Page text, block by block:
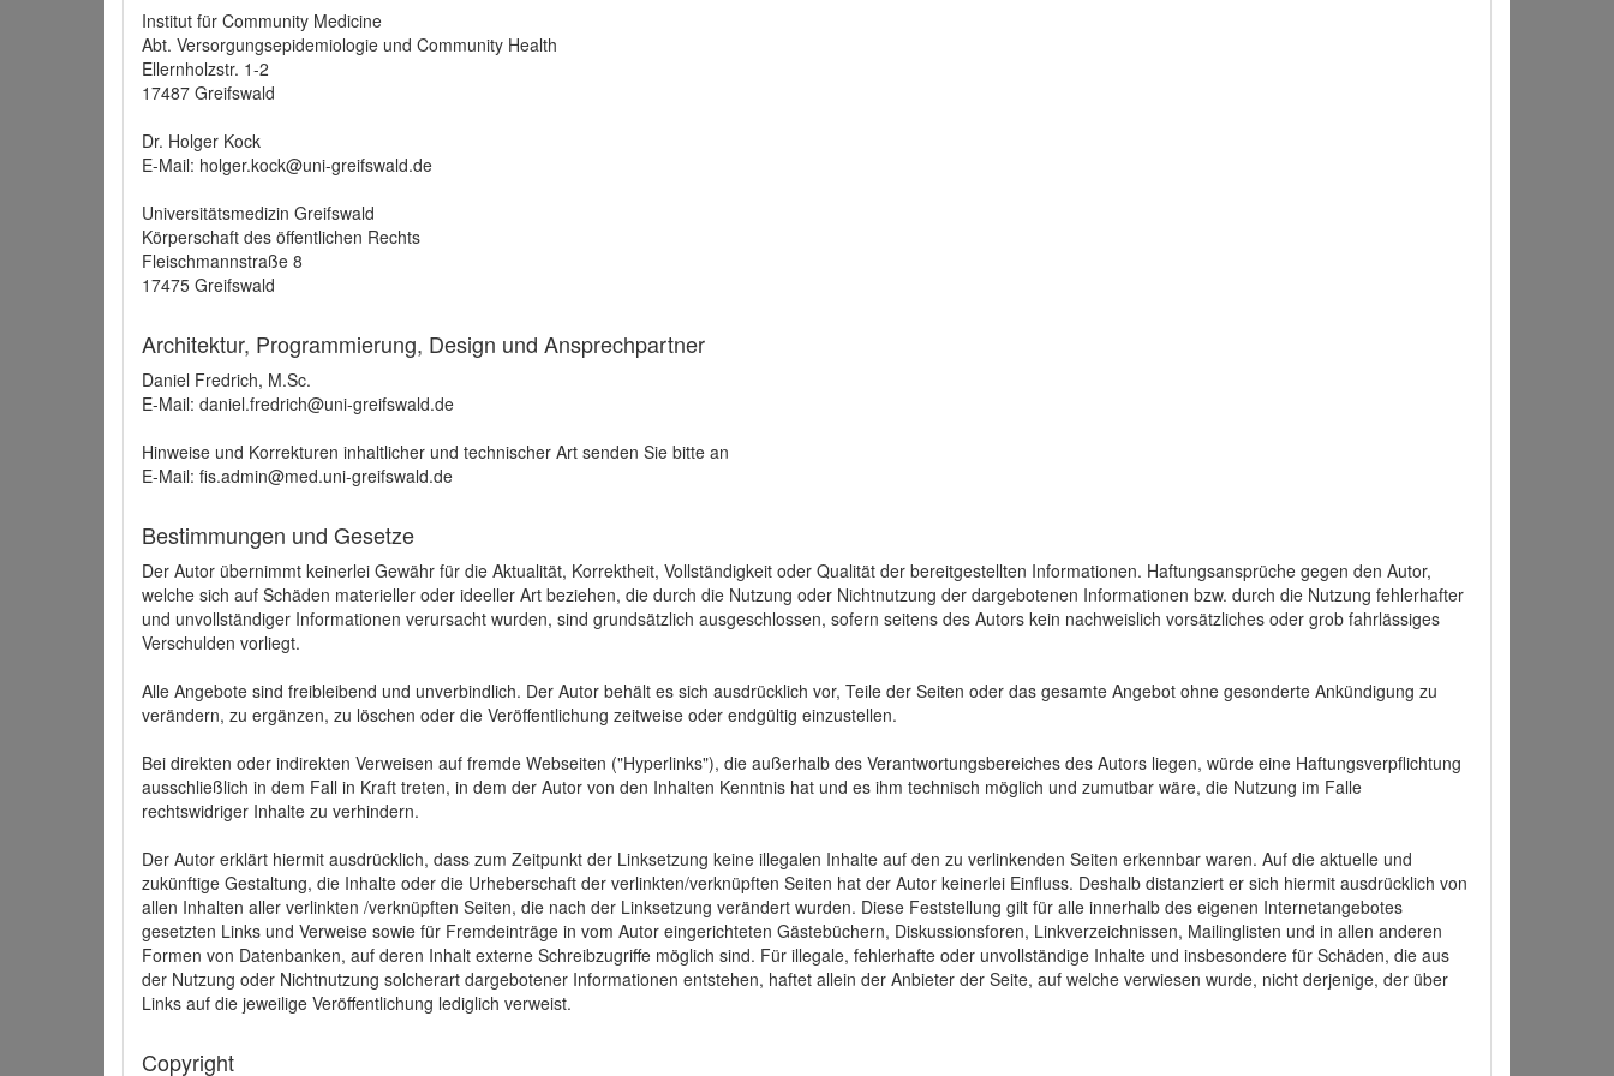
Institut für Community Medicine
Abt. Versorgungsepidemiologie und Community Health
Ellernholzstr. 1-2
17487 Greifswald
Dr. Holger Kock
E-Mail: holger.kock@uni-greifswald.de
Universitätsmedizin Greifswald
Körperschaft des öffentlichen Rechts
Fleischmannstraße 8
17475 Greifswald
Architektur, Programmierung, Design und Ansprechpartner
Daniel Fredrich, M.Sc.
E-Mail: daniel.fredrich@uni-greifswald.de
Hinweise und Korrekturen inhaltlicher und technischer Art senden Sie bitte an
E-Mail: fis.admin@med.uni-greifswald.de
Bestimmungen und Gesetze
Der Autor übernimmt keinerlei Gewähr für die Aktualität, Korrektheit, Vollständigkeit oder Qualität der bereitgestellten Informationen. Haftungsansprüche gegen den Autor,
welche sich auf Schäden materieller oder ideeller Art beziehen, die durch die Nutzung oder Nichtnutzung der dargebotenen Informationen bzw. durch die Nutzung fehlerhafter
und unvollständiger Informationen verursacht wurden, sind grundsätzlich ausgeschlossen, sofern seitens des Autors kein nachweislich vorsätzliches oder grob fahrlässiges
Verschulden vorliegt.
Alle Angebote sind freibleibend und unverbindlich. Der Autor behält es sich ausdrücklich vor, Teile der Seiten oder das gesamte Angebot ohne gesonderte Ankündigung zu
verändern, zu ergänzen, zu löschen oder die Veröffentlichung zeitweise oder endgültig einzustellen.
Bei direkten oder indirekten Verweisen auf fremde Webseiten ("Hyperlinks"), die außerhalb des Verantwortungsbereiches des Autors liegen, würde eine Haftungsverpflichtung
ausschließlich in dem Fall in Kraft treten, in dem der Autor von den Inhalten Kenntnis hat und es ihm technisch möglich und zumutbar wäre, die Nutzung im Falle
rechtswidriger Inhalte zu verhindern.
Der Autor erklärt hiermit ausdrücklich, dass zum Zeitpunkt der Linksetzung keine illegalen Inhalte auf den zu verlinkenden Seiten erkennbar waren. Auf die aktuelle und
zukünftige Gestaltung, die Inhalte oder die Urheberschaft der verlinkten/verknüpften Seiten hat der Autor keinerlei Einfluss. Deshalb distanziert er sich hiermit ausdrücklich von
allen Inhalten aller verlinkten /verknüpften Seiten, die nach der Linksetzung verändert wurden. Diese Feststellung gilt für alle innerhalb des eigenen Internetangebotes
gesetzten Links und Verweise sowie für Fremdeinträge in vom Autor eingerichteten Gästebüchern, Diskussionsforen, Linkverzeichnissen, Mailinglisten und in allen anderen
Formen von Datenbanken, auf deren Inhalt externe Schreibzugriffe möglich sind. Für illegale, fehlerhafte oder unvollständige Inhalte und insbesondere für Schäden, die aus
der Nutzung oder Nichtnutzung solcherart dargebotener Informationen entstehen, haftet allein der Anbieter der Seite, auf welche verwiesen wurde, nicht derjenige, der über
Links auf die jeweilige Veröffentlichung lediglich verweist.
Copyright